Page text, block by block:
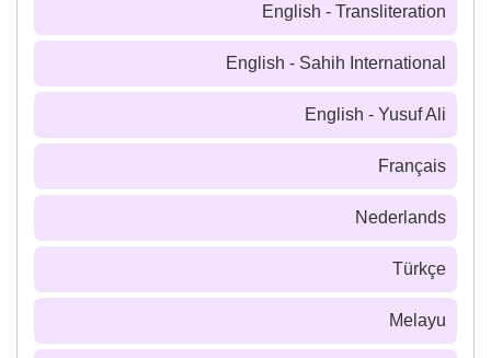
English - Transliteration
English - Sahih International
English - Yusuf Ali
Français
Nederlands
Türkçe
Melayu